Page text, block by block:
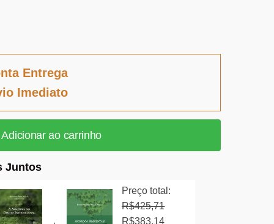
Entrega
Imediato
Adicionar ao carrinho
Juntos
Preço total:
R$425,71
O
R$383,14O